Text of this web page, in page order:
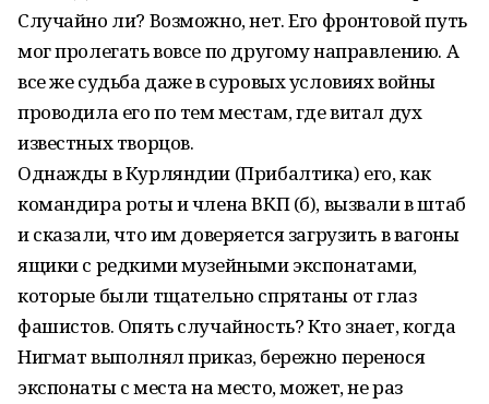
Случайно ли? Возможно, нет. Его фронтовой путь
мог пролегать вовсе по другому направлению. А
все же судьба даже в суровых условиях войны
проводила его по тем местам, где витал дух
известных творцов.
Однажды в Курляндии (Прибалтика) его, как
командира роты и члена ВКП (б), вызвали в штаб
и сказали, что им доверяется загрузить в вагоны
ящики с редкими музейными экспонатами,
которые были тщательно спрятаны от глаз
фашистов. Опять случайность? Кто знает, когда
Нигмат выполнял приказ, бережно перенося
экспонаты с места на место, может, не раз